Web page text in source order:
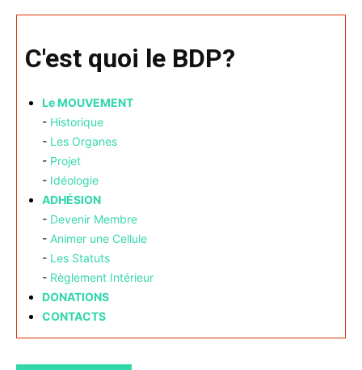
C'est quoi le BDP?
Le MOUVEMENT
- Historique
- Les Organes
- Projet
- Idéologie
ADHÉSION
- Devenir Membre
- Animer une Cellule
- Les Statuts
- Règlement Intérieur
DONATIONS
CONTACTS